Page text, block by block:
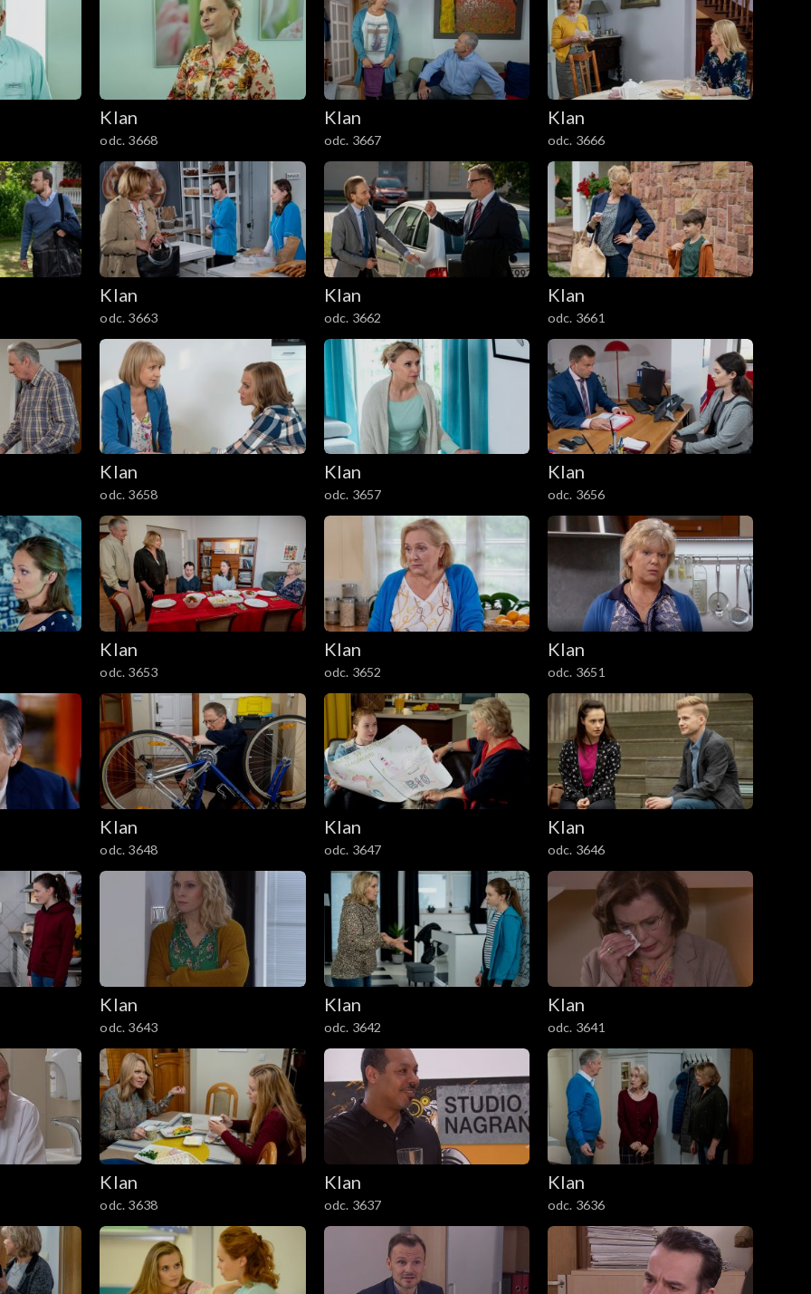
Klan
odc. 3668
Klan
odc. 3667
Klan
odc. 3666
Klan
odc. 3663
Klan
odc. 3662
Klan
odc. 3661
Klan
odc. 3658
Klan
odc. 3657
Klan
odc. 3656
Klan
odc. 3653
Klan
odc. 3652
Klan
odc. 3651
Klan
odc. 3648
Klan
odc. 3647
Klan
odc. 3646
Klan
odc. 3643
Klan
odc. 3642
Klan
odc. 3641
Klan
odc. 3638
Klan
odc. 3637
Klan
odc. 3636